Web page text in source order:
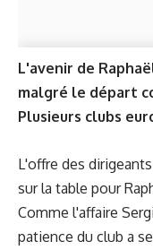
L'avenir de
malgré le départ
Plusieurs clubs
L'offre des
sur la table pour
Comme l'affaire
patience du club a